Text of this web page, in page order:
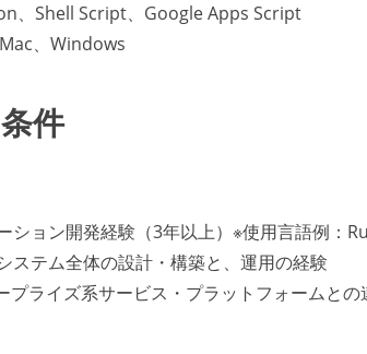
、Shell Script、Google Apps Script
、Windows
件
ション開発経験（3年以上）※使用言語例：
ステム全体の設計・構築と、運用の経験
プライズ系サービス・プラットフォームとの